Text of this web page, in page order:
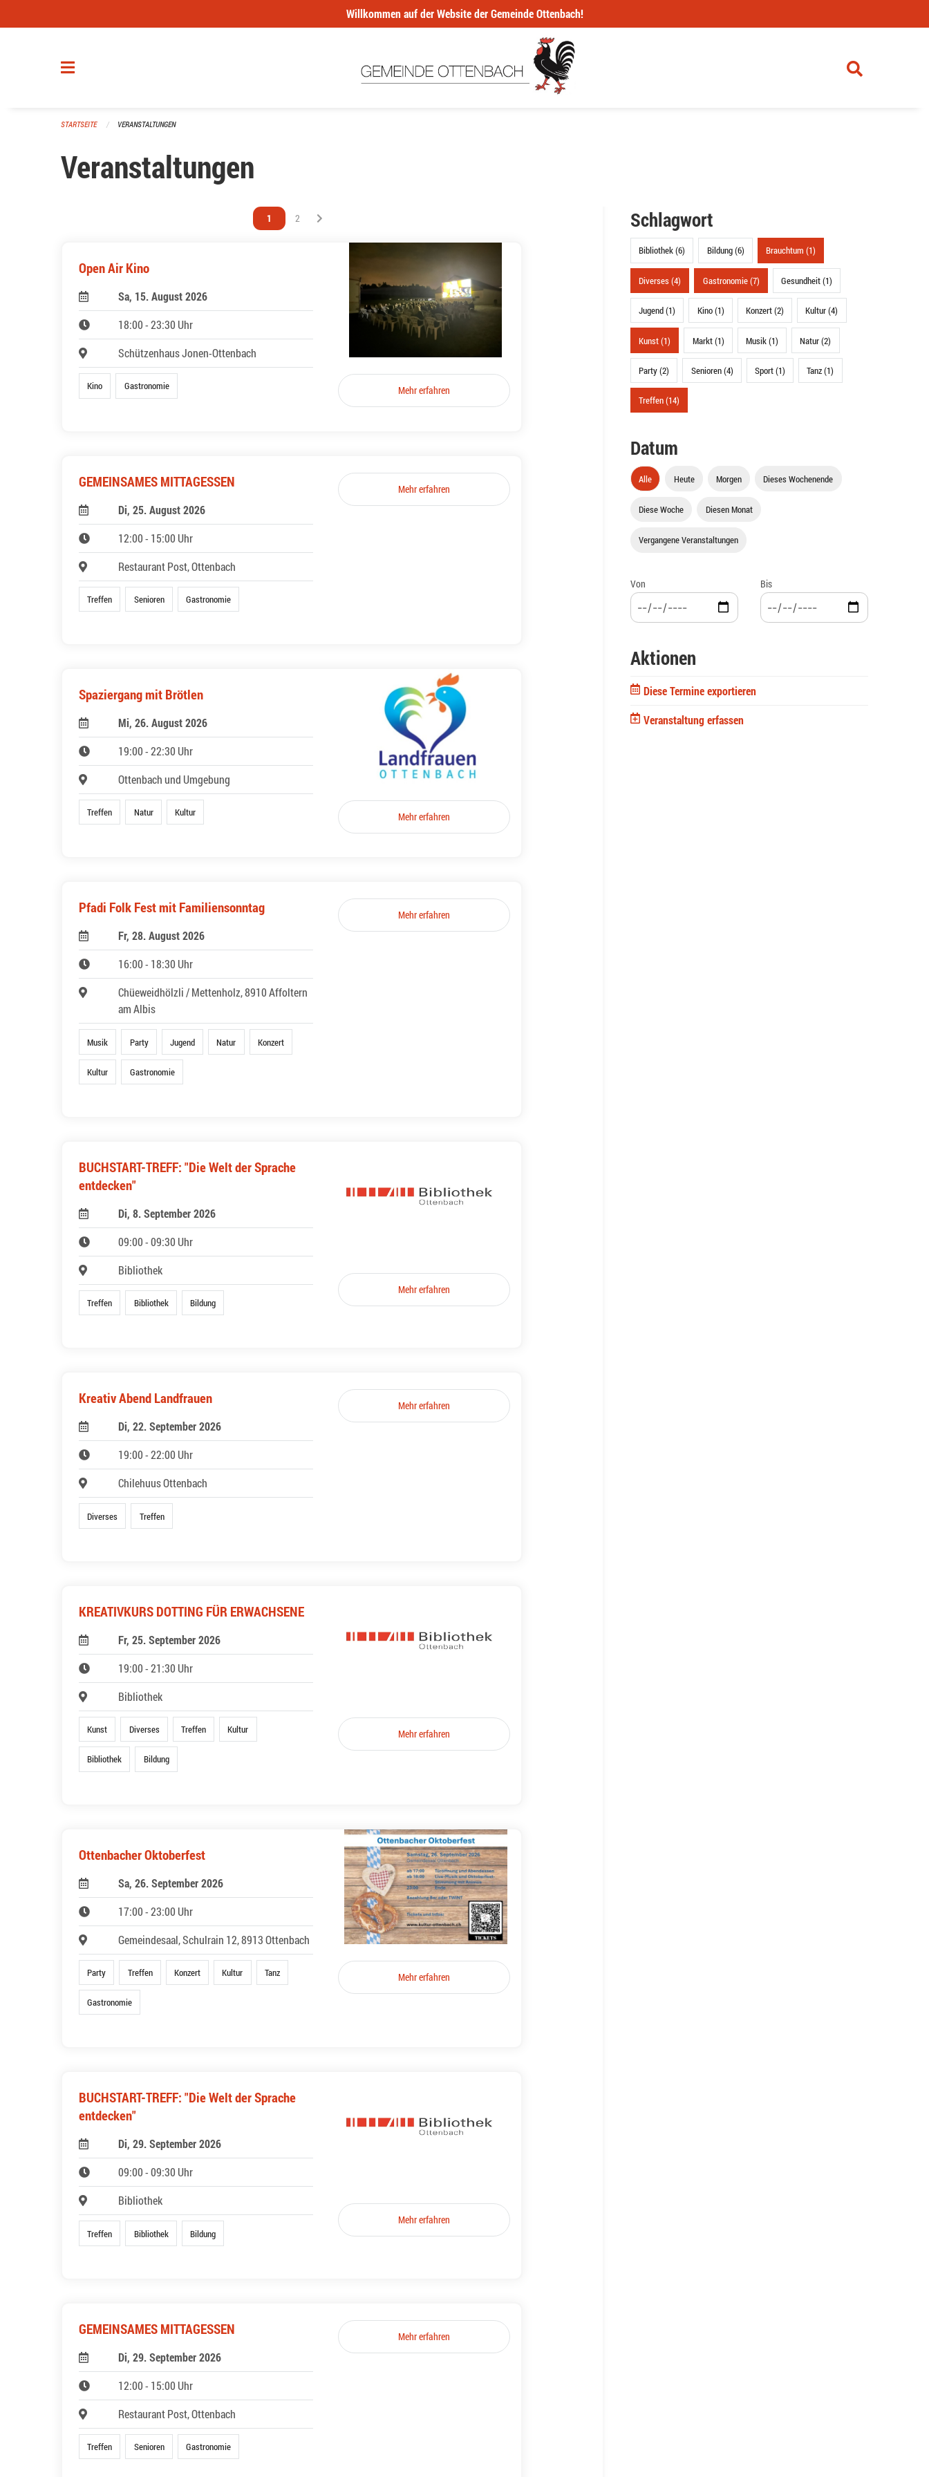
Willkommen auf der Website der Gemeinde Ottenbach!
STARTSEITE VERANSTALTUNGEN
Veranstaltungen
Vous êtes sur la page
1 Vous êtes sur la page
2
Open Air Kino
Sa, 15. August 2026
18:00 - 23:30 Uhr
Schützenhaus Jonen-Ottenbach
Kino Gastronomie Mehr erfahren
GEMEINSAMES MITTAGESSEN
Di, 25. August 2026
12:00 - 15:00 Uhr
Restaurant Post, Ottenbach
Treffen Senioren Gastronomie
Mehr erfahren
Spaziergang mit Brötlen
Mi, 26. August 2026
19:00 - 22:30 Uhr
Ottenbach und Umgebung
Treffen Natur Kultur Mehr erfahren
Pfadi Folk Fest mit Familiensonntag
Fr, 28. August 2026
16:00 - 18:30 Uhr
Chüeweidhölzli / Mettenholz, 8910 Affoltern
am Albis
Musik Party Jugend Natur Konzert
Kultur Gastronomie
Mehr erfahren
BUCHSTART-TREFF: "Die Welt der Sprache
entdecken"
Di, 8. September 2026
09:00 - 09:30 Uhr
Bibliothek
Treffen Bibliothek Bildung
Mehr erfahren
Kreativ Abend Landfrauen
Di, 22. September 2026
19:00 - 22:00 Uhr
Chilehuus Ottenbach
Diverses Treffen
Mehr erfahren
KREATIVKURS DOTTING FÜR ERWACHSENE
Fr, 25. September 2026
19:00 - 21:30 Uhr
Bibliothek
Kunst Diverses Treffen Kultur
Bibliothek Bildung
Mehr erfahren
Ottenbacher Oktoberfest
Sa, 26. September 2026
17:00 - 23:00 Uhr
Gemeindesaal, Schulrain 12, 8913 Ottenbach
Party Treffen Konzert Kultur Tanz
Gastronomie
Mehr erfahren
BUCHSTART-TREFF: "Die Welt der Sprache
entdecken"
Di, 29. September 2026
09:00 - 09:30 Uhr
Bibliothek
Treffen Bibliothek Bildung
Mehr erfahren
GEMEINSAMES MITTAGESSEN
Di, 29. September 2026
12:00 - 15:00 Uhr
Restaurant Post, Ottenbach
Treffen Senioren Gastronomie
Mehr erfahren
Schlagwort
Bibliothek (6) Bildung (6) Brauchtum (1)
Diverses (4) Gastronomie (7) Gesundheit (1)
Jugend (1) Kino (1) Konzert (2) Kultur (4)
Kunst (1) Markt (1) Musik (1) Natur (2)
Party (2) Senioren (4) Sport (1) Tanz (1)
Treffen (14)
Datum
Alle Heute Morgen Dieses Wochenende
Diese Woche Diesen Monat
Vergangene Veranstaltungen
Von Bis
Aktionen
Diese Termine exportieren
Veranstaltung erfassen